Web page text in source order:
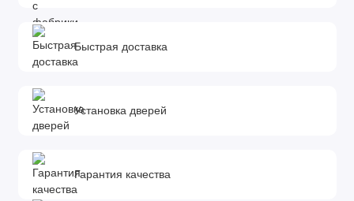
Размеры доборов - 100x10х2070 мм. 150x10х2070 мм.
200x10х2070 мм.
*Добор - элемент комплектации межкомнатной двери,
устанавливается в том случае, если толщина стены
превышает ширину дверной коробки. Определить количество
и ширину добора можно с помощью замера.
Быстрая доставка
Установка дверей
Гарантия качества